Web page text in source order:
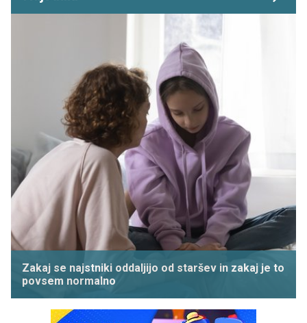
Zakaj se najstniki oddaljijo od staršev in zakaj je to
povsem normalno